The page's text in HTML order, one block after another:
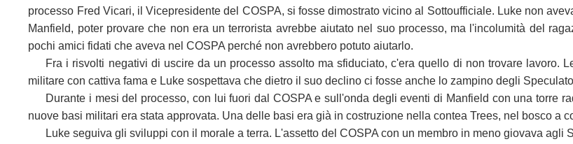
processo Fred Vicari, il Vicepresidente del COSPA, si fosse dimostrato vicino al Sottoufficiale. Luke non
Manfield, poter provare che non era un terrorista avrebbe aiutato nel suo processo, ma l'incolumità del
pochi amici fidati che aveva nel COSPA perché non avrebbero potuto aiutarlo.
Fra i risvolti negativi di uscire da un processo assolto ma sfiduciato, c'era quello di non trovare lavoro.
militare con cattiva fama e Luke sospettava che dietro il suo declino ci fosse anche lo zampino degli
Durante i mesi del processo, con lui fuori dal COSPA e sull'onda degli eventi di Manfield con una torre
nuove basi militari era stata approvata. Una delle basi era già in costruzione nella contea Trees, nel bosco a
Luke seguiva gli sviluppi con il morale a terra. L'assetto del COSPA con un membro in meno giovava